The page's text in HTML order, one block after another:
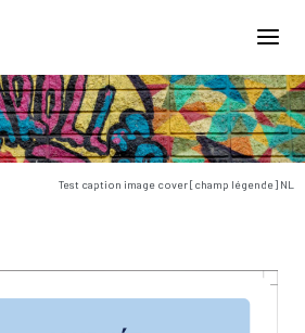
Test caption image cover [champ légende] NL